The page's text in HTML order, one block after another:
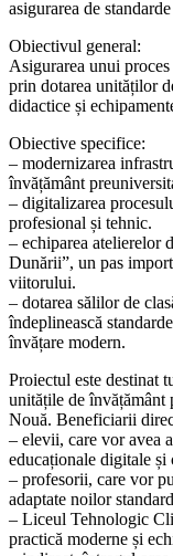
asigurarea de
Obiectivul general:
Asigurarea unui
prin dotarea unităților
didactice și
Obiective specifice:
– modernizarea
învățământ
– digitalizarea
profesional și tehnic.
– echiparea atelierelor
Dunării”, un pas
viitorului.
– dotarea sălilor de
îndeplinească
învățare modern.
Proiectul este destinat
unitățile de
Nouă. Beneficiarii
– elevii, care vor avea
educaționale digitale
– profesorii, care vor
adaptate noilor
– Liceul Tehnologic
practică moderne și